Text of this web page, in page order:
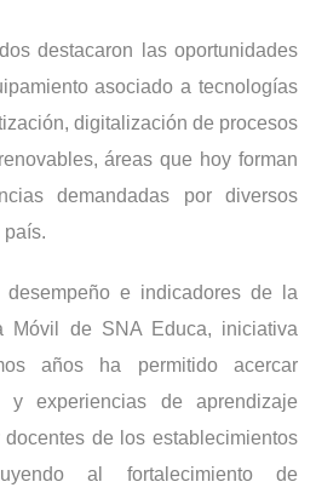
destacaron las oportunidades
asociado a tecnologías
digitalización de procesos
áreas que hoy forman
demandadas por diversos
país.
e indicadores de la
Móvil de SNA Educa, iniciativa
años ha permitido acercar
y experiencias de aprendizaje
de los establecimientos
al fortalecimiento de